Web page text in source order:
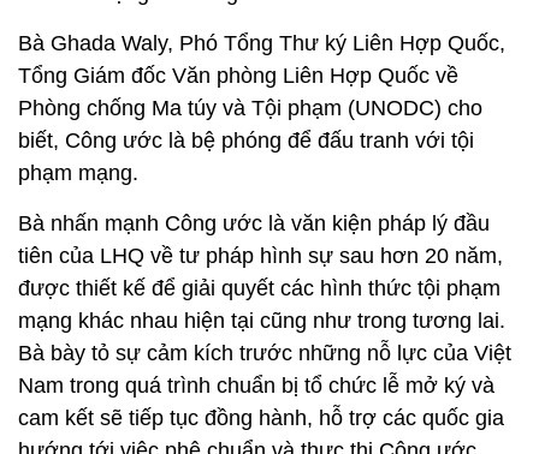
Bà Ghada Waly, Phó Tổng Thư ký Liên Hợp Quốc,
Tổng Giám đốc Văn phòng Liên Hợp Quốc về
Phòng chống Ma túy và Tội phạm (UNODC) cho
biết, Công ước là bệ phóng để đấu tranh với tội
phạm mạng.
Bà nhấn mạnh Công ước là văn kiện pháp lý đầu
tiên của LHQ về tư pháp hình sự sau hơn 20 năm,
được thiết kế để giải quyết các hình thức tội phạm
mạng khác nhau hiện tại cũng như trong tương lai.
Bà bày tỏ sự cảm kích trước những nỗ lực của Việt
Nam trong quá trình chuẩn bị tổ chức lễ mở ký và
cam kết sẽ tiếp tục đồng hành, hỗ trợ các quốc gia